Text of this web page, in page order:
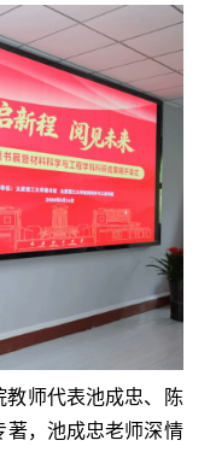
教师代表池成忠、陈
著，池成忠老师深情